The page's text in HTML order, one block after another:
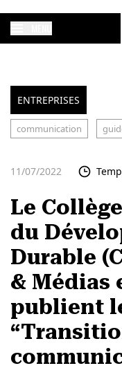
ENTREPRISES
communication
11/07/2022
Le
du
Durable
& Médias
publient